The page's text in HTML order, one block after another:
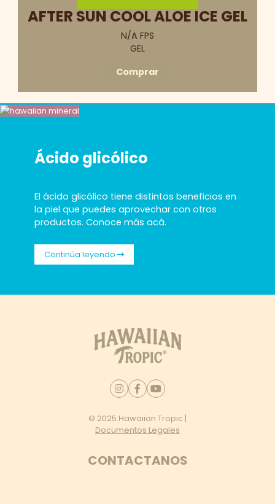
AFTER SUN COOL ALOE ICE GEL
N/A FPS
GEL
Comprar
Ácido glicólico
El ácido glicólico tiene distintos beneficios en
la piel que puedes aprovechar con otros
productos. Conoce más acá.
Continúa leyendo
© 2025 Hawaiian Tropic |
Documentos Legales
CONTACTANOS